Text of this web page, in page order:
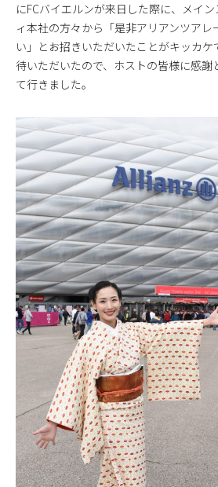
にFCバイエルンが来日した際に、メイ
ィ本社の方々から「是非アリアンツア
い」とお招きいただいたことがキッカケ
待いただいたので、ホストの皆様に感
て行きました。